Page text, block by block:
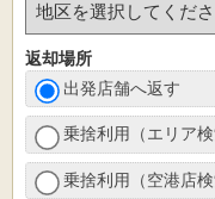
返却場所
出発店舗へ返す
乗捨利用（エリア検
乗捨利用（空港店検